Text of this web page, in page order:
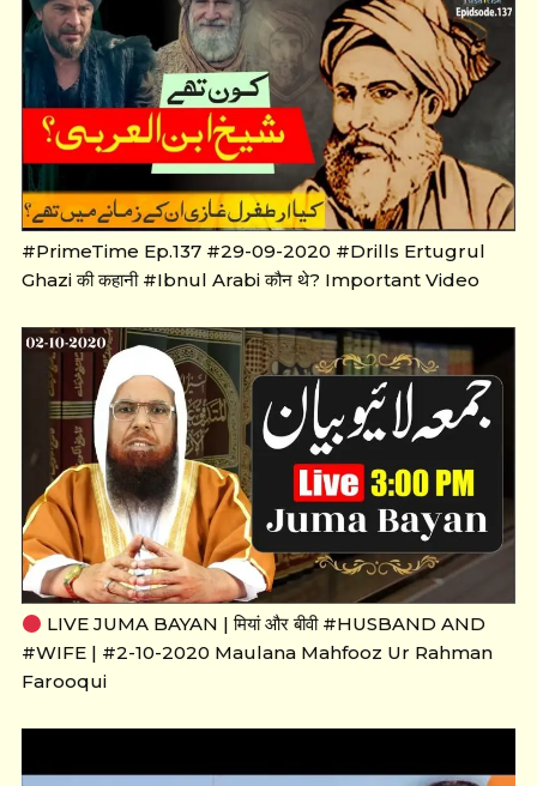
#PrimeTime Ep.137 #29-09-2020 #Drills Ertugrul
Ghazi की कहानी #Ibnul Arabi कौन थे? Important Video
LIVE JUMA BAYAN | मियां और बीवी #HUSBAND AND
#WIFE | #2-10-2020 Maulana Mahfooz Ur Rahman
Farooqui